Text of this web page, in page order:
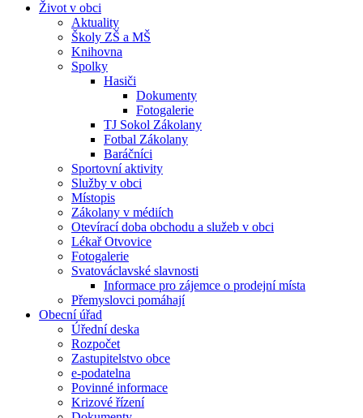
Život v obci
Aktuality
Školy ZŠ a MŠ
Knihovna
Spolky
Hasiči
Dokumenty
Fotogalerie
TJ Sokol Zákolany
Fotbal Zákolany
Baráčníci
Sportovní aktivity
Služby v obci
Místopis
Zákolany v médiích
Otevírací doba obchodu a služeb v obci
Lékař Otvovice
Fotogalerie
Svatováclavské slavnosti
Informace pro zájemce o prodejní místa
Přemyslovci pomáhají
Obecní úřad
Úřední deska
Rozpočet
Zastupitelstvo obce
e-podatelna
Povinné informace
Krizové řízení